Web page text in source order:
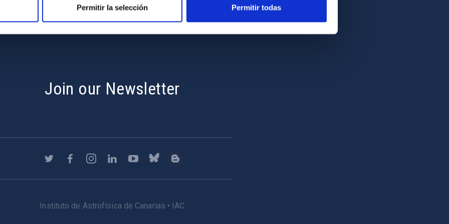
Permitir la selección Permitir todas
Join our Newsletter
Instituto de Astrofísica de Canarias • IAC